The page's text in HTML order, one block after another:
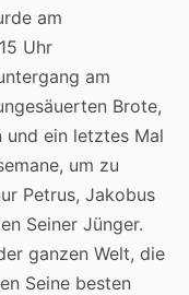
am
Uhr
am
Brote,
und ein letztes Mal
um zu
Petrus, Jakobus
Seiner Jünger.
ganzen Welt, die
Seine besten